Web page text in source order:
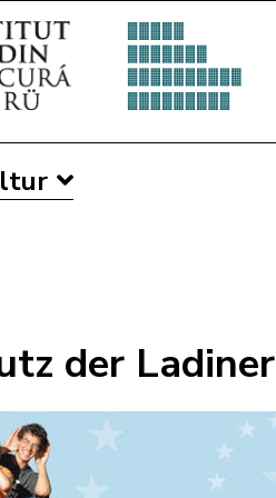
der Ladiner